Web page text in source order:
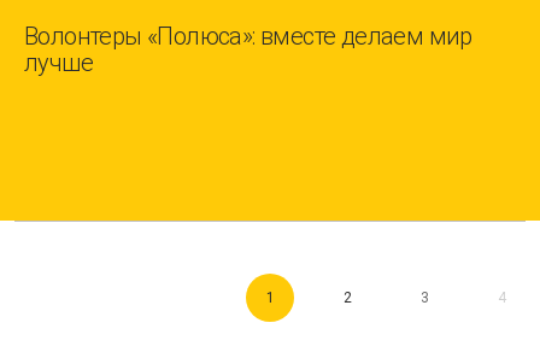
Волонтеры «Полюса»: вместе делаем мир
лучше
1 2 3 4